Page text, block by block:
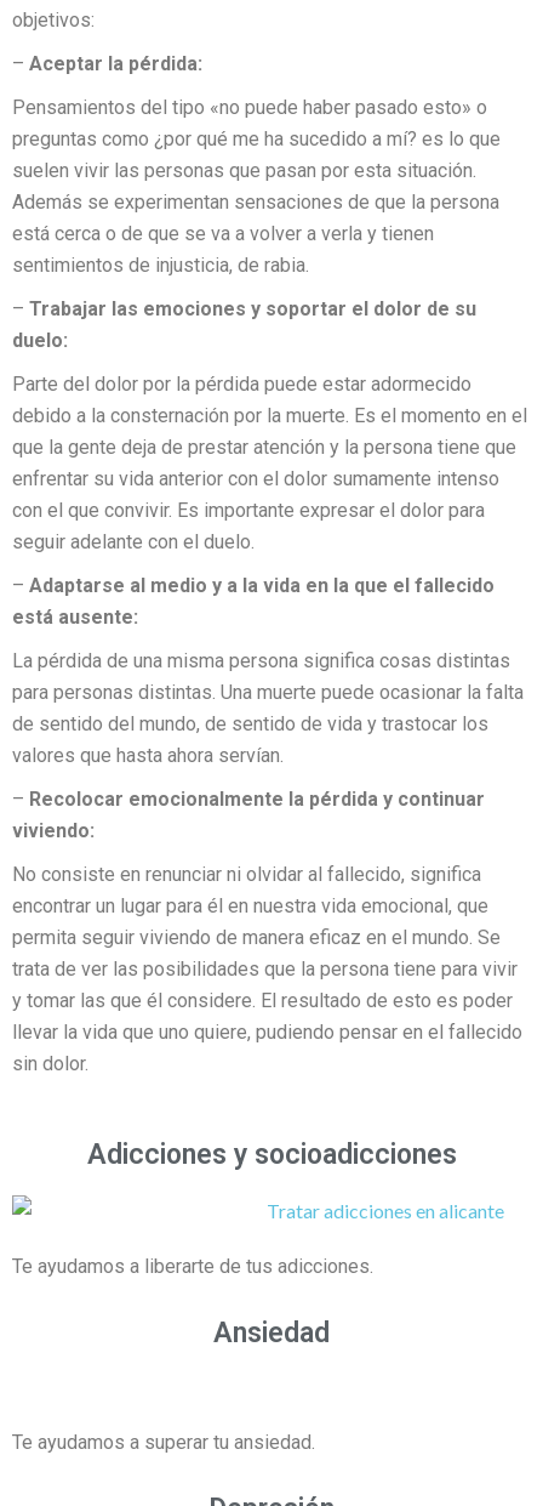
objetivos:
– Aceptar la pérdida:
Pensamientos del tipo «no puede haber pasado esto» o
preguntas como ¿por qué me ha sucedido a mí? es lo que
suelen vivir las personas que pasan por esta situación.
Además se experimentan sensaciones de que la persona
está cerca o de que se va a volver a verla y tienen
sentimientos de injusticia, de rabia.
– Trabajar las emociones y soportar el dolor de su
duelo:
Parte del dolor por la pérdida puede estar adormecido
debido a la consternación por la muerte. Es el momento en el
que la gente deja de prestar atención y la persona tiene que
enfrentar su vida anterior con el dolor sumamente intenso
con el que convivir. Es importante expresar el dolor para
seguir adelante con el duelo.
– Adaptarse al medio y a la vida en la que el fallecido
está ausente:
La pérdida de una misma persona significa cosas distintas
para personas distintas. Una muerte puede ocasionar la falta
de sentido del mundo, de sentido de vida y trastocar los
valores que hasta ahora servían.
– Recolocar emocionalmente la pérdida y continuar
viviendo:
No consiste en renunciar ni olvidar al fallecido, significa
encontrar un lugar para él en nuestra vida emocional, que
permita seguir viviendo de manera eficaz en el mundo. Se
trata de ver las posibilidades que la persona tiene para vivir
y tomar las que él considere. El resultado de esto es poder
llevar la vida que uno quiere, pudiendo pensar en el fallecido
sin dolor.
Adicciones y socioadicciones
Te ayudamos a liberarte de tus adicciones.
Ansiedad
Te ayudamos a superar tu ansiedad.